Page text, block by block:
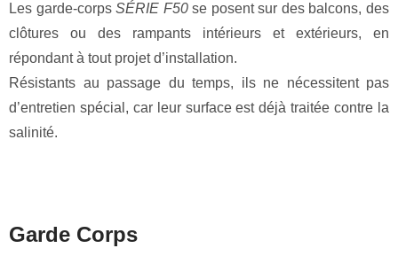
Les garde-corpsSÉRIE F50se posent sur des balcons, des
clôtures ou des rampants intérieurs et extérieurs, en
répondant à tout projet d’installation.
Résistants au passage du temps, ils ne nécessitent pas
d’entretien spécial, car leur surface est déjà traitée contre la
salinité.
Garde Corps